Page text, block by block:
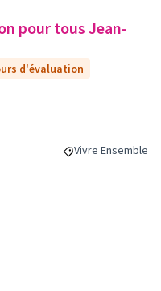
pour tous Jean-
d'évaluation
Filtrer les
Vivre Ensemble